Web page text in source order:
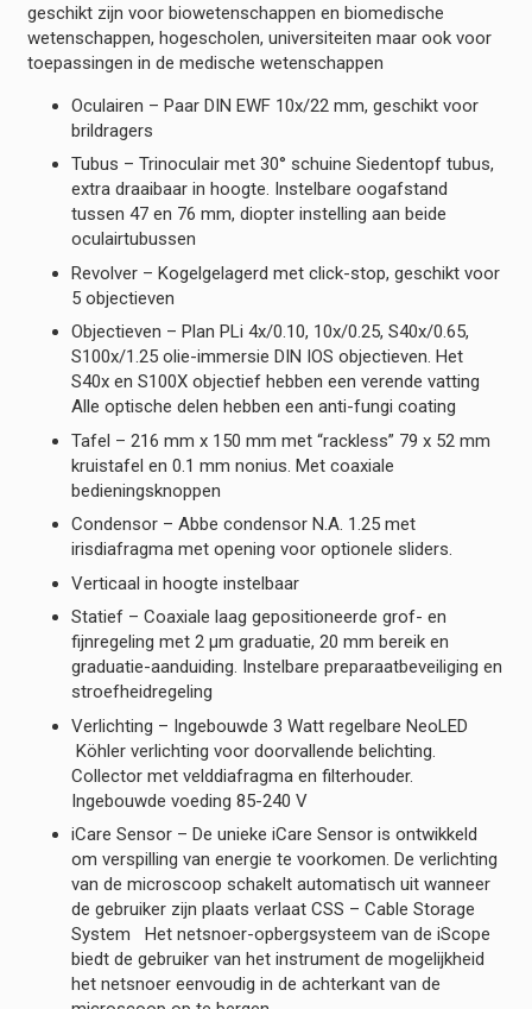
geschikt zijn voor biowetenschappen en biomedische
wetenschappen, hogescholen, universiteiten maar ook voor
toepassingen in de medische wetenschappen
Oculairen – Paar DIN EWF 10x/22 mm, geschikt voor
brildragers
Tubus – Trinoculair met 30° schuine Siedentopf tubus,
extra draaibaar in hoogte. Instelbare oogafstand
tussen 47 en 76 mm, diopter instelling aan beide
oculairtubussen
Revolver – Kogelgelagerd met click-stop, geschikt voor
5 objectieven
Objectieven – Plan PLi 4x/0.10, 10x/0.25, S40x/0.65,
S100x/1.25 olie-immersie DIN IOS objectieven. Het
S40x en S100X objectief hebben een verende vatting
Alle optische delen hebben een anti-fungi coating
Tafel – 216 mm x 150 mm met “rackless” 79 x 52 mm
kruistafel en 0.1 mm nonius. Met coaxiale
bedieningsknoppen
Condensor – Abbe condensor N.A. 1.25 met
irisdiafragma met opening voor optionele sliders.
Verticaal in hoogte instelbaar
Statief – Coaxiale laag gepositioneerde grof- en
fijnregeling met 2 µm graduatie, 20 mm bereik en
graduatie-aanduiding. Instelbare preparaatbeveiliging en
stroefheidregeling
Verlichting – Ingebouwde 3 Watt regelbare NeoLED
Köhler verlichting voor doorvallende belichting.
Collector met velddiafragma en filterhouder.
Ingebouwde voeding 85-240 V
iCare Sensor – De unieke iCare Sensor is ontwikkeld
om verspilling van energie te voorkomen. De verlichting
van de microscoop schakelt automatisch uit wanneer
de gebruiker zijn plaats verlaat CSS – Cable Storage
System Het netsnoer-opbergsysteem van de iScope
biedt de gebruiker van het instrument de mogelijkheid
het netsnoer eenvoudig in de achterkant van de